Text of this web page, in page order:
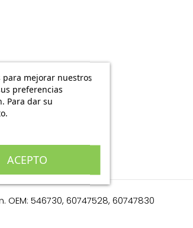
OEM: 546730, 60747528, 60747830
para mejorar nuestros
preferencias
Para dar su
ACEPTO